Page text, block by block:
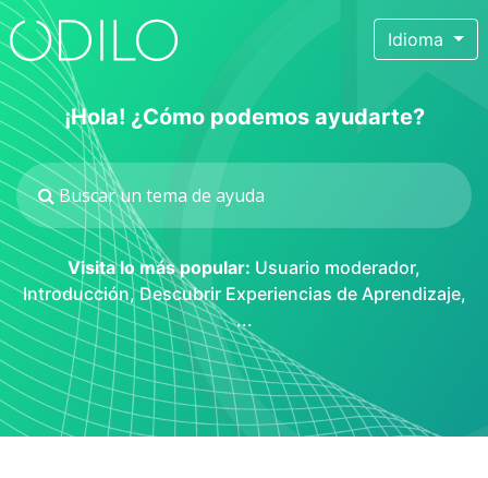
Idioma
¡Hola! ¿Cómo podemos ayudarte?
Visita lo más popular: Usuario moderador,
Introducción,Descubrir Experiencias de Aprendizaje,
...